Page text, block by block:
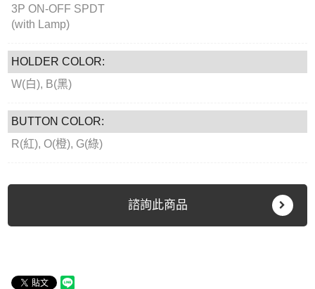
3P ON-OFF SPDT
(with Lamp)
HOLDER COLOR:
W(白), B(黑)
BUTTON COLOR:
R(紅), O(橙), G(綠)
諮詢此商品